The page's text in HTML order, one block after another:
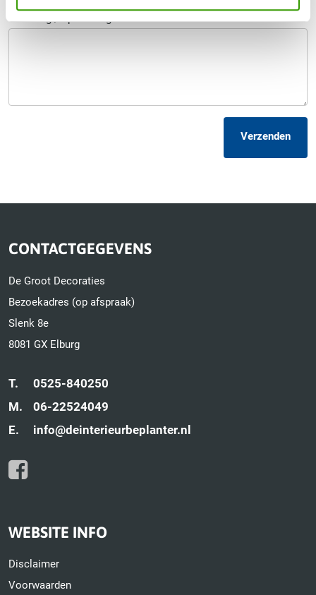
Uw vraag / opmerking
Verzenden
CONTACTGEGEVENS
De Groot Decoraties
Bezoekadres (op afspraak)
Slenk 8e
8081 GX Elburg
T.
0525-840250
M.
06-22524049
E.
info@deinterieurbeplanter.nl
WEBSITE INFO
Disclaimer
Voorwaarden